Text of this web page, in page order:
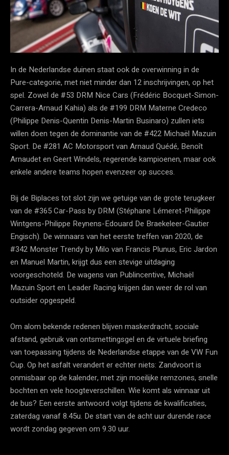
In de Nederlandse duinen staat ook de overwinning in de
Pure-categorie, met niet minder dan 12 inschrijvingen, op het
spel. Zowel de #53 DRM Nice Cars (Frédéric Bocquet-Simon-
Carrera-Arnaud Kahia) als de #199 DRM Materne Credeco
(Philippe Denis-Quentin Denis-Martin Businaro) zullen iets
willen doen tegen de dominantie van de #422 Michaël Mazuin
Sport. De #281 AC Motorsport van Arnaud Quédé, Benoît
Arnaudet en Geert Windels, regerende kampioenen, maar ook
enkele andere teams hopen evenzeer op succes.
Bij de Biplaces tot slot zijn we getuige van de grote terugkeer
van de #365 Car-Pass by DRM (Stéphane Lémeret-Philippe
Wintgens-Philippe Reynens-Edouard De Braekeleer-Gautier
Engisch). De winnaars van het eerste treffen van 2020, de
#342 Monster Trendy by Milo van Francis Plunus, Eric Jardon
en Manuel Martin, krijgt dus een stevige uitdaging
voorgeschoteld. De wagens van Publincentive, Michaël
Mazuin Sport en Leader Racing krijgen dan weer de rol van
outsider opgespeld.
Om alom bekende redenen blijven maskerdracht, sociale
afstand, gebruik van ontsmettingsgel en de virtuele briefing
van toepassing tijdens de Nederlandse etappe van de VW Fun
Cup. Op het asfalt verandert er echter niets: Zandvoort is
onmisbaar op de kalender, met zijn moeilijke remzones, snelle
bochten en vele hoogteverschillen. Wie komt als winnaar uit
de bus? Een eerste antwoord volgt tijdens de kwalificaties,
zaterdag vanaf 8.45u. De start van de acht uur durende race
wordt zondag gegeven om 9.30 uur.